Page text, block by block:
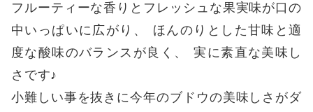
フルーティーな香りとフレッシュな果実味が口の
中いっぱいに広がり 、
ほんのりとした甘味と適
度な酸味のバランスが良く 、
実に素直な美味し
さです♪
小難しい事を抜きに今年のブドウの美味しさがダ